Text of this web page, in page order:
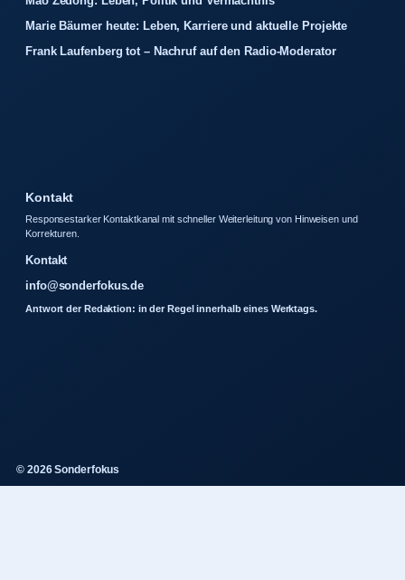
Marie Bäumer heute: Leben, Karriere und aktuelle Projekte
Frank Laufenberg tot – Nachruf auf den Radio-Moderator
Kontakt
Responsestarker Kontaktkanal mit schneller Weiterleitung von Hinweisen und
Korrekturen.
Kontakt
info@sonderfokus.de
Antwort der Redaktion: in der Regel innerhalb eines Werktags.
© 2026 Sonderfokus